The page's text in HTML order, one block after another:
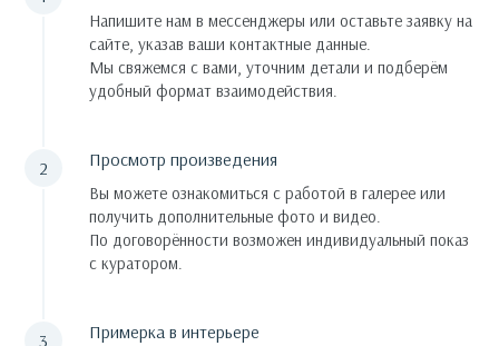
Напишите нам в мессенджеры или оставьте заявку на
сайте, указав ваши контактные данные.
Мы свяжемся с вами, уточним детали и подберём
удобный формат взаимодействия.
Просмотр произведения
Вы можете ознакомиться с работой в галерее или
получить дополнительные фото и видео.
По договорённости возможен индивидуальный показ
с куратором.
Примерка в интерьере